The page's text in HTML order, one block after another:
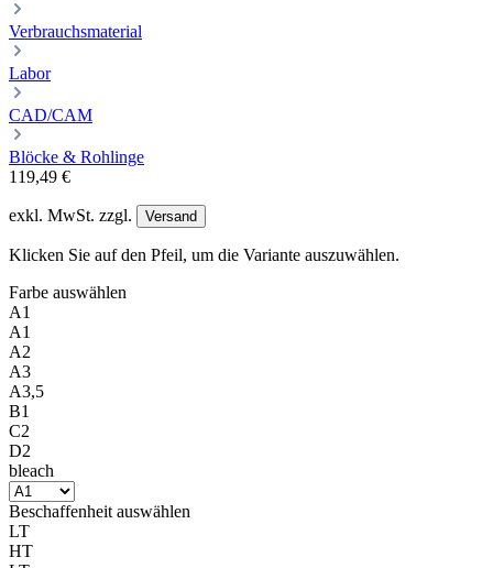
Verbrauchsmaterial
Labor
CAD/CAM
Blöcke & Rohlinge
119,49 €
exkl. MwSt. zzgl. Versand
Klicken Sie auf den Pfeil, um die Variante auszuwählen.
Farbe auswählen
A1
A1
A2
A3
A3,5
B1
C2
D2
bleach
Beschaffenheit auswählen
LT
HT